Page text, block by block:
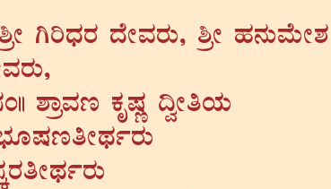
VjzsÀgÀ zÉÃªÀgÀÄ, ²æÃ
±ÁæªÀt PÀÈµÀÚ ¢éÃwAiÀÄ